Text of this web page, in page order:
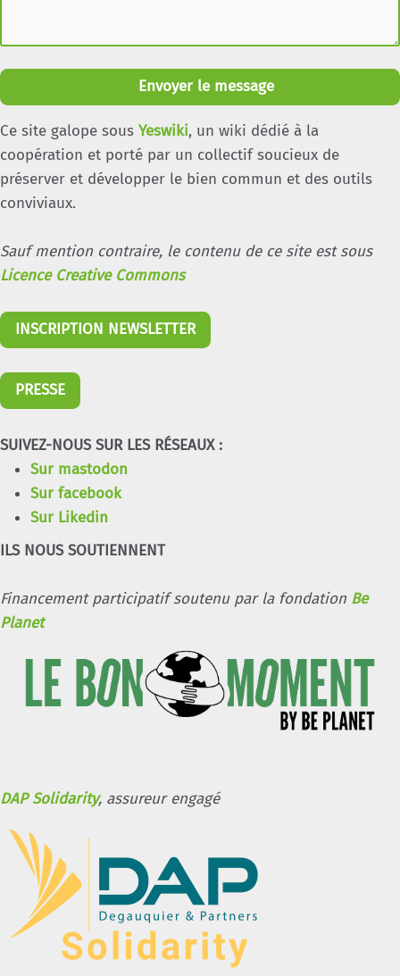
Envoyer le message
Ce site galope sous Yeswiki, un wiki dédié à la
coopération et porté par un collectif soucieux de
préserver et développer le bien commun et des outils
conviviaux.
Sauf mention contraire, le contenu de ce site est sous
Licence Creative Commons
INSCRIPTION NEWSLETTER
PRESSE
SUIVEZ-NOUS SUR LES RÉSEAUX :
Sur mastodon
Sur facebook
Sur Likedin
ILS NOUS SOUTIENNENT
Financement participatif soutenu par la fondation Be
Planet
DAP Solidarity, assureur engagé